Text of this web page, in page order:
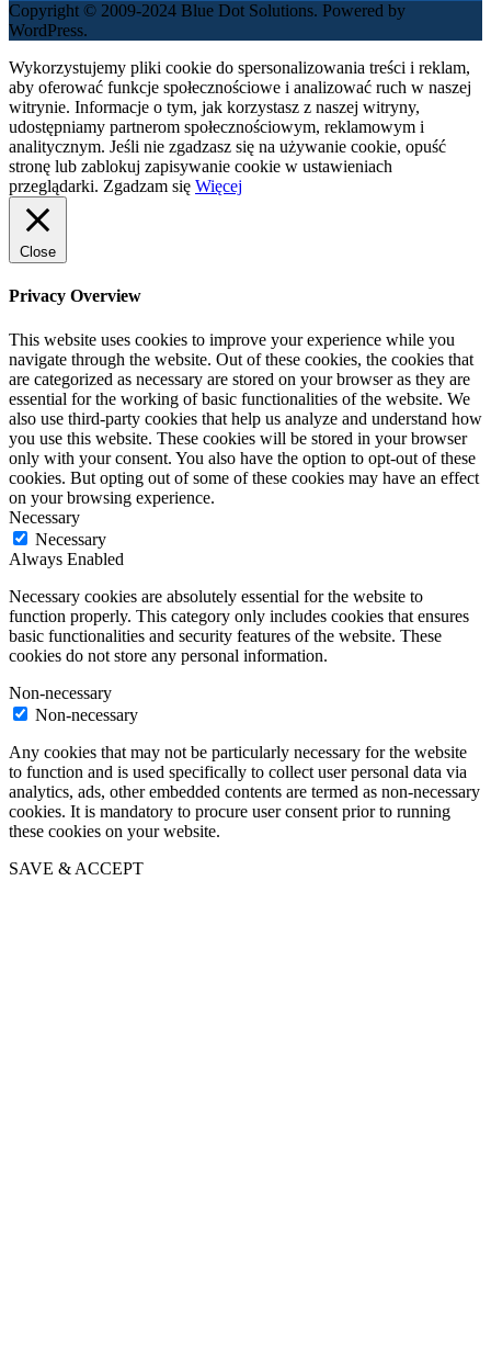
Copyright © 2009-2024 Blue Dot Solutions. Powered by
WordPress.
Wykorzystujemy pliki cookie do spersonalizowania treści i reklam,
aby oferować funkcje społecznościowe i analizować ruch w naszej
witrynie. Informacje o tym, jak korzystasz z naszej witryny,
udostępniamy partnerom społecznościowym, reklamowym i
analitycznym. Jeśli nie zgadzasz się na używanie cookie, opuść
stronę lub zablokuj zapisywanie cookie w ustawieniach
przeglądarki. Zgadzam się Więcej
Close
Privacy Overview
This website uses cookies to improve your experience while you
navigate through the website. Out of these cookies, the cookies that
are categorized as necessary are stored on your browser as they are
essential for the working of basic functionalities of the website. We
also use third-party cookies that help us analyze and understand how
you use this website. These cookies will be stored in your browser
only with your consent. You also have the option to opt-out of these
cookies. But opting out of some of these cookies may have an effect
on your browsing experience.
Necessary
Necessary
Always Enabled
Necessary cookies are absolutely essential for the website to
function properly. This category only includes cookies that ensures
basic functionalities and security features of the website. These
cookies do not store any personal information.
Non-necessary
Non-necessary
Any cookies that may not be particularly necessary for the website
to function and is used specifically to collect user personal data via
analytics, ads, other embedded contents are termed as non-necessary
cookies. It is mandatory to procure user consent prior to running
these cookies on your website.
SAVE & ACCEPT